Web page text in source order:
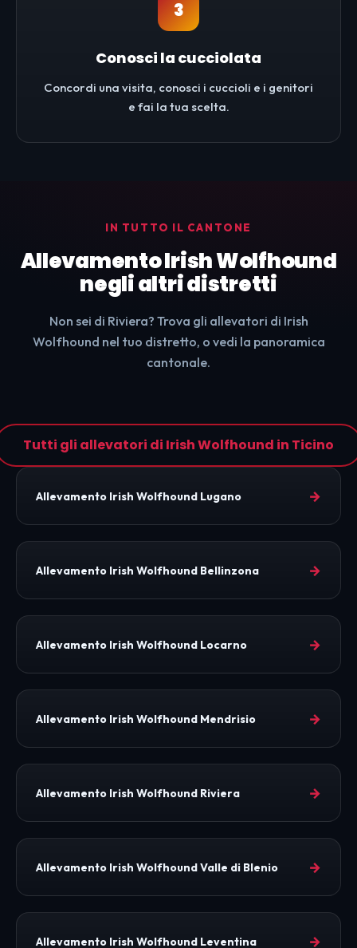
3
Conosci la cucciolata
Concordi una visita, conosci i cuccioli e i genitori
e fai la tua scelta.
IN TUTTO IL CANTONE
Allevamento Irish Wolfhound
negli altri distretti
Non sei di Riviera? Trova gli allevatori di Irish
Wolfhound nel tuo distretto, o vedi la panoramica
cantonale.
Tutti gli allevatori di Irish Wolfhound in Ticino
Allevamento Irish Wolfhound Lugano →
Allevamento Irish Wolfhound Bellinzona →
Allevamento Irish Wolfhound Locarno →
Allevamento Irish Wolfhound Mendrisio →
Allevamento Irish Wolfhound Riviera →
Allevamento Irish Wolfhound Valle di Blenio →
Allevamento Irish Wolfhound Leventina →